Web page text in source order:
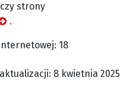
strony
.
18
8 kwietnia 2025